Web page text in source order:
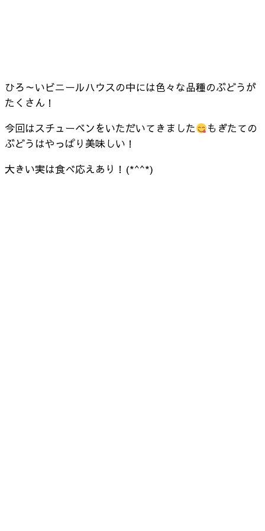
ひろ～いビニールハウスの中には色々な品種のぶどうが
たくさん！
今回はスチューベンをいただいてきました
もぎたての
ぶどうはやっぱり美味しい！
大きい実は食べ応えあり！(*^^*)